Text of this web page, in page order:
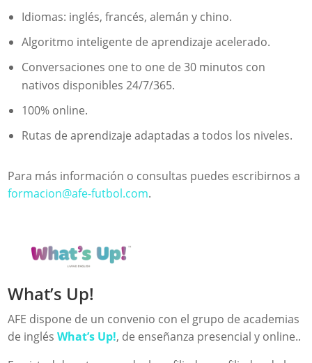
Idiomas: inglés, francés, alemán y chino.
Algoritmo inteligente de aprendizaje acelerado.
Conversaciones one to one de 30 minutos con
nativos disponibles 24/7/365.
100% online.
Rutas de aprendizaje adaptadas a todos los niveles.
Para más información o consultas puedes escribirnos a
formacion@afe-futbol.com.
What’s Up!
AFE dispone de un convenio con el grupo de academias
de inglés What’s Up!, de enseñanza presencial y online..